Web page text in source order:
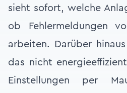
sieht sofort, welche
ob Fehlermeldungen
arbeiten. Darüber
das nicht
Einstellungen per